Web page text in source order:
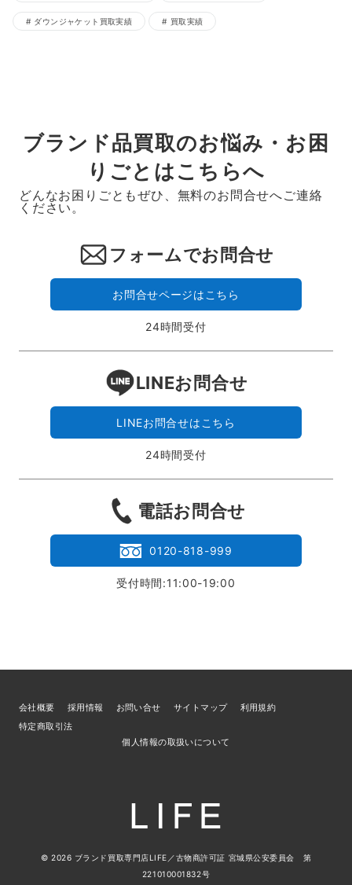
ダウンジャケット買取実績 買取実績
ブランド品買取のお悩み・お困
りごとはこちらへ
どんなお困りごともぜひ、無料のお問合せへご連絡
ください。
フォームでお問合せ
お問合せページはこちら
24時間受付
LINEお問合せ
LINEお問合せはこちら
24時間受付
電話お問合せ
0120-818-999
受付時間:11:00-19:00
会社概要 採用情報 お問い合せ サイトマップ
利用規約
特定商取引法
個人情報の取扱いについて
© 2026 ブランド買取専門店LIFE ／古物商許可証 宮城県公安委員会 第
221010001832号